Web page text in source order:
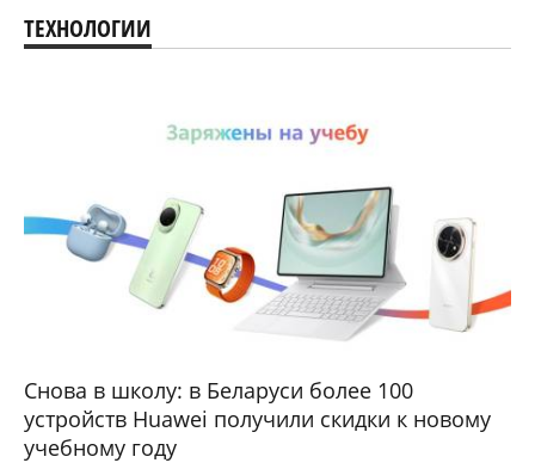
ТЕХНОЛОГИИ
Снова в школу: в Беларуси более 100
устройств Huawei получили скидки к новому
учебному году